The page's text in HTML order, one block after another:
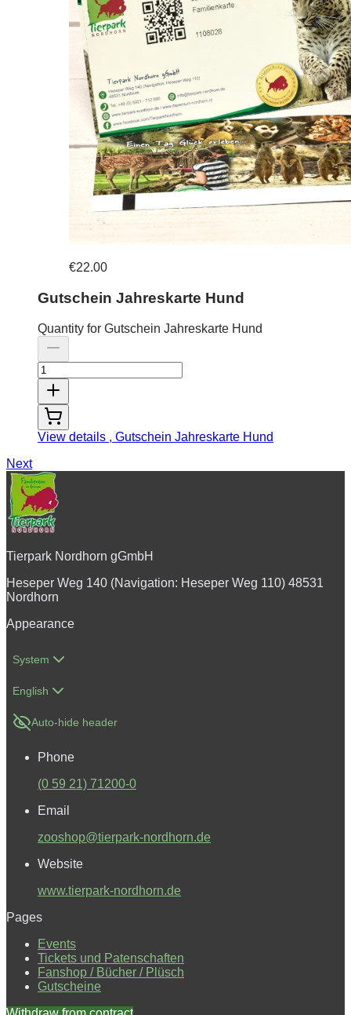
€22.00
Gutschein Jahreskarte Hund
Quantity for Gutschein Jahreskarte Hund
View details , Gutschein Jahreskarte Hund
Next
Tierpark Nordhorn gGmbH
Heseper Weg 140 (Navigation: Heseper Weg 110) 48531
Nordhorn
Appearance
System
English
Auto-hide header
Phone
(0 59 21) 71200-0
Email
zooshop@tierpark-nordhorn.de
Website
www.tierpark-nordhorn.de
Pages
Events
Tickets und Patenschaften
Fanshop / Bücher / Plüsch
Gutscheine